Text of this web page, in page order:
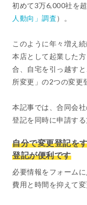
初めて3万6,000社を
人動向」調査）。
このように年々増え
本店として起業した
合、自宅を引っ越す
所変更」の2つの変更
本記事では、合同会
登記を同時に申請す
自分で変更登記を
登記が便利です
必要情報をフォーム
費用と時間を抑えて